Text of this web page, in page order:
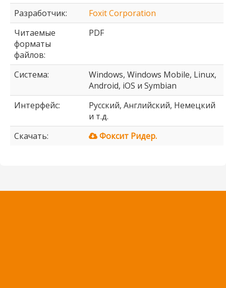
Разработчик:
Foxit Corporation
Читаемые
форматы
файлов:
PDF
Система:
Windows, Windows Mobile, Linux,
Android, iOS и Symbian
Интерфейс:
Русский, Английский, Немецкий
и т.д.
Скачать:
Фоксит Ридер.